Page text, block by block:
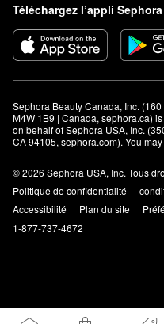
Téléchargez l’appli Sephora
Sephora Beauty Canada, Inc.
M4W 1B9 | Canada, sephora.ca)
on behalf of Sephora USA, Inc.
CA 94105, sephora.com). You
© 2026 Sephora USA, Inc. Tous
Politique de confidentialité
Accessibilité
Plan du site
1-877-737-4672